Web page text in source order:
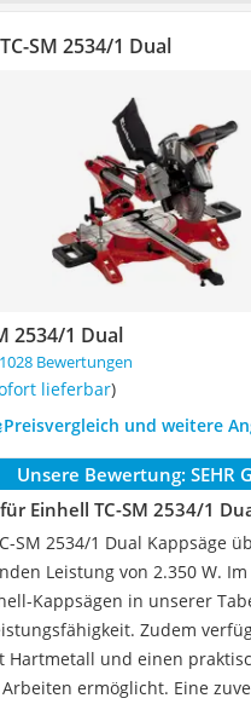
SM 2534/1 Dual
2534/1 Dual
1028 Bewertungen
lieferbar)
Preisvergleich und weitere
Unsere Bewertung: SEHR
Einhell TC-SM 2534/1
SM 2534/1 Dual Kappsäge
Leistung von 2.350 W.
Kappsägen in unserer
Zudem
Hartmetall und einen
ermöglicht. Eine